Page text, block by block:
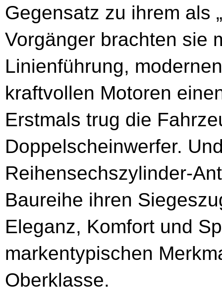
Gegensatz zu ihrem als
Vorgänger brachten sie
Linienführung,
kraftvollen Motoren
Erstmals trug die
Doppelscheinwerfer.
Reihensechszylinder-
Baureihe ihren
Eleganz, Komfort und
markentypischen
Oberklasse.